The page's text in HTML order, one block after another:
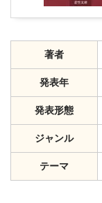
著者
発表年
発表形態
ジャンル
テーマ